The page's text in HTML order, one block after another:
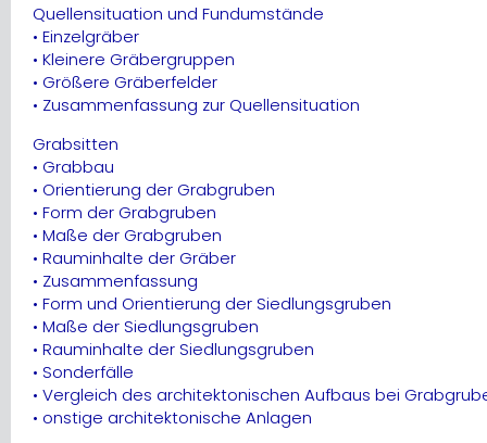
Quellensituation und Fundumstände
• Einzelgräber
• Kleinere Gräbergruppen
• Größere Gräberfelder
• Zusammenfassung zur Quellensituation
Grabsitten
• Grabbau
• Orientierung der Grabgruben
• Form der Grabgruben
• Maße der Grabgruben
• Rauminhalte der Gräber
• Zusammenfassung
• Form und Orientierung der Siedlungsgruben
• Maße der Siedlungsgruben
• Rauminhalte der Siedlungsgruben
• Sonderfälle
• Vergleich des architektonischen Aufbaus bei
• onstige architektonische Anlagen